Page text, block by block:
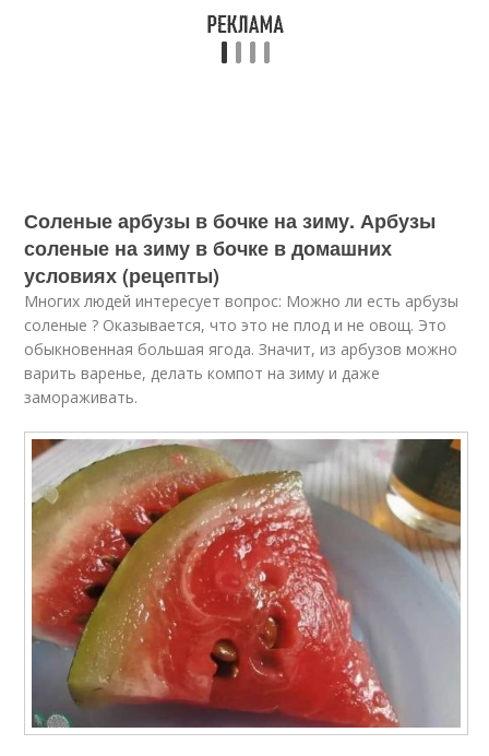
Соленые арбузы в бочке на зиму. Арбузы
соленые на зиму в бочке в домашних
условиях (рецепты)
Многих людей интересует вопрос: Можно ли есть арбузы
соленые ? Оказывается, что это не плод и не овощ. Это
обыкновенная большая ягода. Значит, из арбузов можно
варить варенье, делать компот на зиму и даже
замораживать.